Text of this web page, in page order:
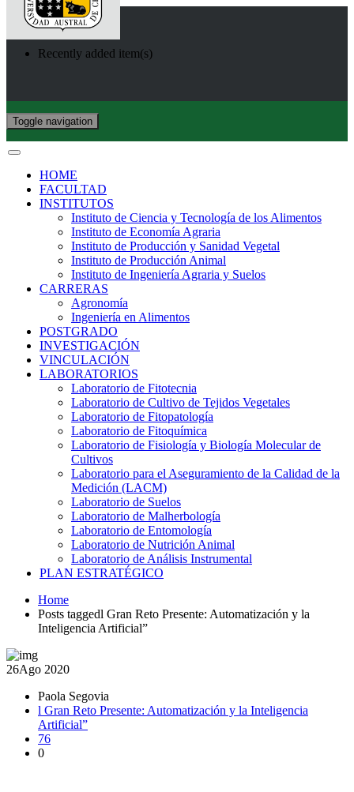
Recently added item(s)
Toggle navigation
HOME
FACULTAD
INSTITUTOS
Instituto de Ciencia y Tecnología de los Alimentos
Instituto de Economía Agraria
Instituto de Producción y Sanidad Vegetal
Instituto de Producción Animal
Instituto de Ingeniería Agraria y Suelos
CARRERAS
Agronomía
Ingeniería en Alimentos
POSTGRADO
INVESTIGACIÓN
VINCULACIÓN
LABORATORIOS
Laboratorio de Fitotecnia
Laboratorio de Cultivo de Tejidos Vegetales
Laboratorio de Fitopatología
Laboratorio de Fitoquímica
Laboratorio de Fisiología y Biología Molecular de
Cultivos
Laboratorio para el Aseguramiento de la Calidad de la
Medición (LACM)
Laboratorio de Suelos
Laboratorio de Malherbología
Laboratorio de Entomología
Laboratorio de Nutrición Animal
Laboratorio de Análisis Instrumental
PLAN ESTRATÉGICO
Home
Posts taggedl Gran Reto Presente: Automatización y la
Inteligencia Artificial”
26Ago 2020
Paola Segovia
l Gran Reto Presente: Automatización y la Inteligencia
Artificial”
76
0